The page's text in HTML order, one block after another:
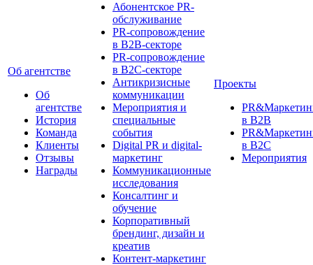
Об агентстве
Об
агентстве
История
Команда
Клиенты
Отзывы
Награды
Абонентское PR-
обслуживание
PR-сопровождение
в B2B-секторе
PR-сопровождение
в B2С-секторе
Антикризисные
коммуникации
Мероприятия и
специальные
события
Digital PR и digital-
маркетинг
Коммуникационные
исследования
Консалтинг и
обучение
Корпоративный
брендинг, дизайн и
креатив
Контент-маркетинг
Проекты
в B2B
в B2C
Мероприятия